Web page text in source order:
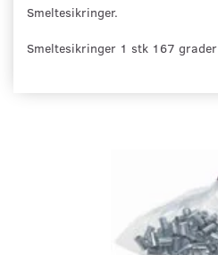
Smeltesikringer.
Smeltesikringer 1 stk 167 grader